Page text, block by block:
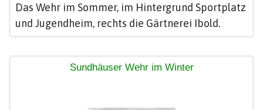
Das Wehr im Sommer, im Hintergrund Sportplatz
und Jugendheim, rechts die Gärtnerei Ibold.
Sundhäuser Wehr im Winter